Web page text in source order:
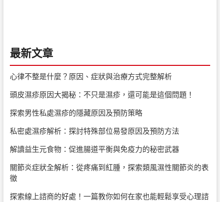
最新文章
心律不整是什麼？原因、症狀與治療方式完整解析
頭皮濕疹原因大揭秘：不只是濕疹，還可能是這個問題！
探索男性私處濕疹的隱藏原因及預防策略
私密處濕疹解析：探討特殊部位易發原因及預防方法
解讀益生元食物：促進腸道平衡與免疫力的秘密武器
關節炎症狀全解析：從疼痛到紅腫，探索類風濕性關節炎的表
徵
探索線上諮商的好處！一篇教你如何在家也能輕鬆享受心理諮